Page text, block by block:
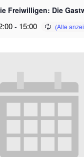
Freiwilligen: Die
- 15:00